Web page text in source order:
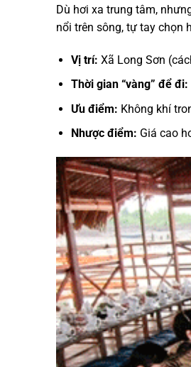
Dù hơi xa trung tâm,
nổi trên sông, tự tay chọn
Vị trí: Xã Long Sơn
Thời gian “vàng” để đi:
Ưu điểm: Không khí
Nhược điểm: Giá cao